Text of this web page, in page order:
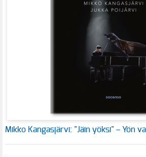
Mikko Kangasjärvi: "Jäin yöksi" – Yön